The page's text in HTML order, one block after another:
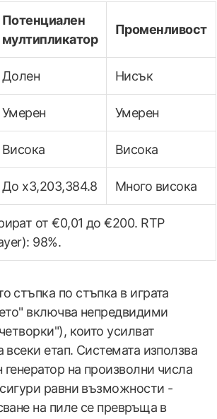
Потенциален
мултипликатор
Променливост
Долен Нисък
Умерен Умерен
Висока Висока
До x3,203,384.8 Много висока
от €0,01 до €200. RTP
98%.
стъпка по стъпка в играта
включва непредвидими
които усилват
всеки етап. Системата използва
на произволни числа
равни възможности -
на пиле се превръща в